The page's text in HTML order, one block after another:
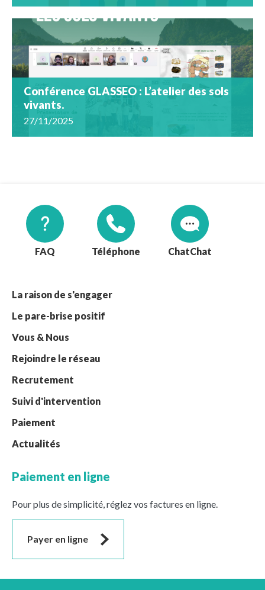
Conférence GLASSEO : L’atelier des sols
vivants.
27/11/2025
FAQ Téléphone Chat
La raison de s'engager
Le pare-brise positif
Vous & Nous
Rejoindre le réseau
Recrutement
Suivi d'intervention
Paiement
Actualités
Paiement en ligne
Pour plus de simplicité, réglez vos factures en ligne.
Payer en ligne